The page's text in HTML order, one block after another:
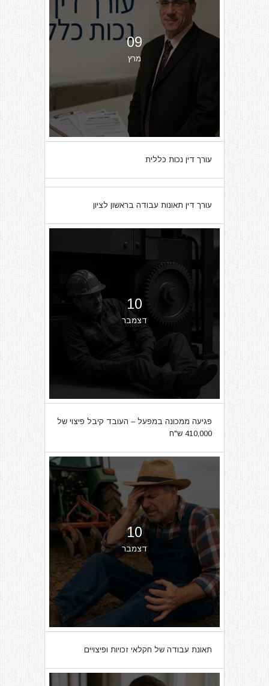
09
מרץ
עורך דין נכות כללית
07
מרץ
עורך דין תאונות עבודה בראשון לציון
10
דצמבר
פגיעה ממכונה במפעל – העובד קיבל פיצוי של
410,000 ש"ח
10
דצמבר
תאונת עבודה של חקלאי זכויות ופיצויים